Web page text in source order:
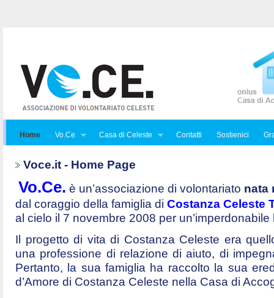
Home Vo.Ce Casa di Celeste Contatti Sostienici
Voce.it - Home Page
Vo.Ce. è un’associazione di volontariato nata
dal coraggio della famiglia di Costanza Celeste
al cielo il 7 novembre 2008 per
Il progetto di vita di Costanza Celeste era
una professione di relazione di aiuto, di
Pertanto, la sua famiglia ha raccolto la sua
d’Amore di Costanza Celeste nella Casa di